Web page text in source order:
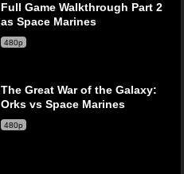
Full Game Walkthrough Part 2
as Space Marines
480p
The Great War of the Galaxy:
Orks vs Space Marines
480p